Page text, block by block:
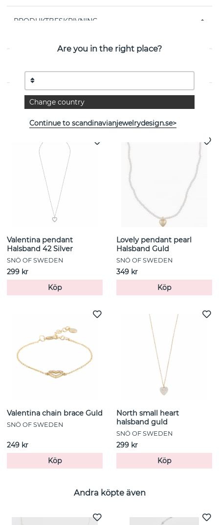
PRODUKTBESKRIVNING
Valentina pendant
Halsband 42 Silver
SNÖ OF SWEDEN
299 kr
Köp
Lovely pendant pearl
Halsband Guld
SNÖ OF SWEDEN
349 kr
Köp
Valentina chain brace Guld
SNÖ OF SWEDEN
249 kr
Köp
North small heart
halsband guld
SNÖ OF SWEDEN
299 kr
Köp
Andra köpte även
Are you in the right place?
Change country
Continue to scandinavianjewelrydesign.se>